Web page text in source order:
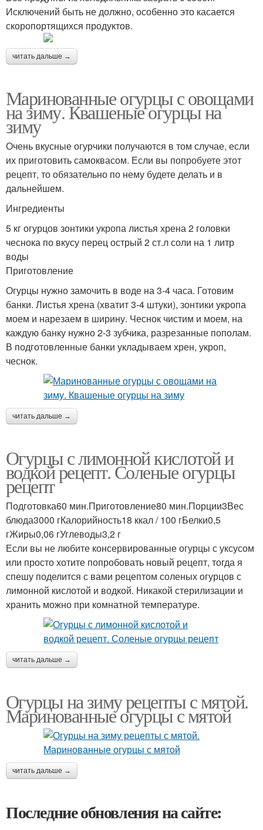
Исключений быть не должно, особенно это касается
скоропортящихся продуктов.
читать дальше →
Маринованные огурцы с овощами
на зиму. Квашеные огурцы на
зиму
Очень вкусные огурчики получаются в том случае, если
их приготовить самоквасом. Если вы попробуете этот
рецепт, то обязательно по нему будете делать и в
дальнейшем.
Ингредиенты
5 кг огурцов зонтики укропа листья хрена 2 головки
чеснока по вкусу перец острый 2 ст.л соли на 1 литр
воды
Приготовление
Огурцы нужно замочить в воде на 3-4 часа. Готовим
банки. Листья хрена (хватит 3-4 штуки), зонтики укропа
моем и нарезаем в ширину. Чеснок чистим и моем, на
каждую банку нужно 2-3 зубчика, разрезанные пополам.
В подготовленные банки укладываем хрен, укроп,
чеснок.
читать дальше →
Огурцы с лимонной кислотой и
водкой рецепт. Соленые огурцы
рецепт
Подготовка60 мин.Приготовление80 мин.Порции3Вес
блюда3000 гКалорийность18 ккал / 100 гБелки0,5
гЖиры0,06 гУглеводы3,2 г
Если вы не любите консервированные огурцы с уксусом
или просто хотите попробовать новый рецепт, тогда я
спешу поделится с вами рецептом соленых огурцов с
лимонной кислотой и водкой. Никакой стерилизации и
хранить можно при комнатной температуре.
читать дальше →
Огурцы на зиму рецепты с мятой.
Маринованные огурцы с мятой
читать дальше →
Последние обновления на сайте: